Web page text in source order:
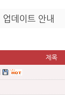
업데이트 안내
제목